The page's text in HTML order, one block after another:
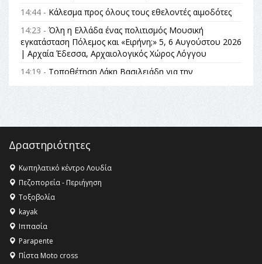
14:44 - Κάλεσμα προς όλους τους εθελοντές αιμοδότες
14:23 - Όλη η Ελλάδα ένας πολιτισμός Μουσική
εγκατάσταση Πόλεμος και «Ειρήνη;» 5, 6 Αυγούστου 2026
| Αρχαία Έδεσσα, Αρχαιολογικός Χώρος Λόγγου
14:19 - Τοποθέτηση Λάκη Βασιλειάδη για την
Αναθεώρηση του Συντάγματος: «Σε τέτοιες κορυφαίες
θεσμικές διαδικασίες υπάρχει μόνο η ευθύνη απέναντι
στις επόμενες γενιές»
16:35 -Το πρόγραμμα του ΠΑΟΚ στον δεύτερο γύρο του
16:27 - Όλυμπος: Εντάχθηκε στον Κατάλογο Παγκόσμιας
Κληρονομιάς της UNESCO – Ομόφωνη η απόφαση Ο
Όλυμπος αναγνωρίστηκε ως φυσικό και πολιτιστικό
αγαθό εξέχουσας οικουμενικής αξίας για την
ανθρωπότητα
16:18 -
ΣΤΗΝ ΕΔΕΣΣΑ
Δραστηριότητες
Κωπηλατικό κέντρο Λουδία
Πεζοπορεία - Περιήγηση
Τοξοβολία
kayak
Ιππασία
Parapente
Πίστα Moto cross